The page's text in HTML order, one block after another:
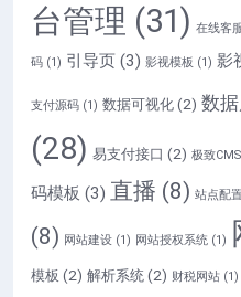
台管理 (31) 在线客
码 (1) 引导页 (3) 影视模板 (1) 影
支付源码 (1) 数据可视化 (2) 数
(28) 易支付接口 (2) 极致CMS
码模板 (3) 直播 (8) 站点配
(8) 网站建设 (1) 网站授权系统 (1)
模板 (2) 解析系统 (2) 财税网站 (1)